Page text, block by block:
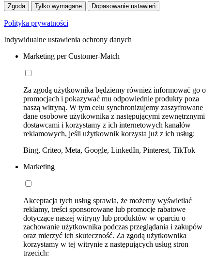
Zgoda Tylko wymagane Dopasowanie ustawień
Polityka prywatności
Indywidualne ustawienia ochrony danych
Marketing per Customer-Match
Za zgodą użytkownika będziemy również informować go o
promocjach i pokazywać mu odpowiednie produkty poza
naszą witryną. W tym celu synchronizujemy zaszyfrowane
dane osobowe użytkownika z następującymi zewnętrznymi
dostawcami i korzystamy z ich internetowych kanałów
reklamowych, jeśli użytkownik korzysta już z ich usług:
Bing, Criteo, Meta, Google, LinkedIn, Pinterest, TikTok
Marketing
Akceptacja tych usług sprawia, że możemy wyświetlać
reklamy, treści sponsorowane lub promocje rabatowe
dotyczące naszej witryny lub produktów w oparciu o
zachowanie użytkownika podczas przeglądania i zakupów
oraz mierzyć ich skuteczność. Za zgodą użytkownika
korzystamy w tej witrynie z następujących usług stron
trzecich: